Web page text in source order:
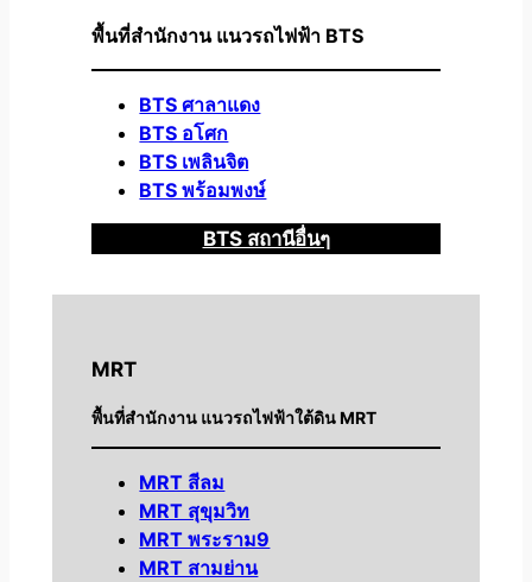
พื้นที่สำนักงาน แนวรถไฟฟ้า BTS
BTS ศาลาแดง
BTS อโศก
BTS เพลินจิต
BTS พร้อมพงษ์
BTS สถานีอื่นๆ
MRT
พื้นที่สำนักงาน แนวรถไฟฟ้าใต้ดิน MRT
MRT สีลม
MRT สุขุมวิท
MRT พระราม9
MRT สามย่าน